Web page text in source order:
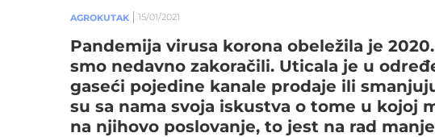
AGROKUTAK 15/01/2021
Pandemija virusa korona obeležila je
smo nedavno zakoračili. Uticala je u
gaseći pojedine kanale prodaje ili
su sa nama svoja iskustva o tome u kojoj
na njihovo poslovanje, to jest na rad